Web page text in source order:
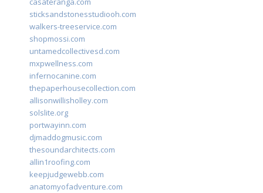
sticksandstonesstudiooh.com
walkers-treeservice.com
shopmossi.com
untamedcollectivesd.com
mxpwellness.com
infernocanine.com
thepaperhousecollection.com
allisonwillisholley.com
solslite.org
portwayinn.com
djmaddogmusic.com
thesoundarchitects.com
allin1roofing.com
keepjudgewebb.com
anatomyofadventure.com